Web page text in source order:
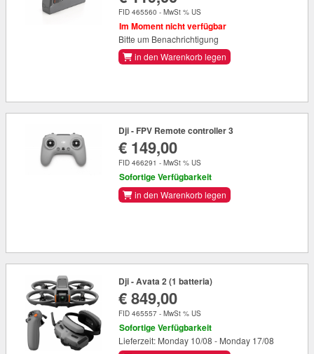
FID 465560 - MwSt % US
Im Moment nicht verfügbar
Bitte um Benachrichtigung
in den Warenkorb legen
Dji - FPV Remote controller 3
€ 149,00
FID 466291 - MwSt % US
Sofortige Verfügbarkeit
in den Warenkorb legen
Dji - Avata 2 (1 batteria)
€ 849,00
FID 465557 - MwSt % US
Sofortige Verfügbarkeit
Lieferzeit: Monday 10/08 - Monday 17/08